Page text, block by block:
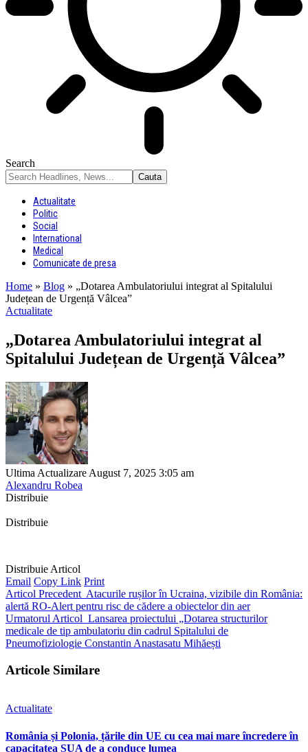
Search
Actualitate
Politic
Social
International
Medical
Comunicate de presa
Home » Blog » „Dotarea Ambulatoriului integrat al Spitalului
Județean de Urgență Vâlcea”
Actualitate
„Dotarea Ambulatoriului integrat al
Spitalului Județean de Urgență Vâlcea”
Ultima Actualizare August 7, 2025 3:05 am
Alexandru Robea
Distribuie
Distribuie
Distribuie Articol
Email Copy Link Print
Articol Precedent Atacurile rușilor în Ucraina, vizibile din România:
alertă RO-Alert pentru risc de cădere a obiectelor din aer
Urmatorul Articol Lansarea proiectului „Dotarea structurilor
medicale de tip ambulatoriu din cadrul Spitalului de
Pneumofiziologie Constantin Anastasatu Mihăești
Articole Similare
Actualitate
România și Polonia, țările din UE cu cea mai mare încredere în
capacitatea SUA de a conduce lumea